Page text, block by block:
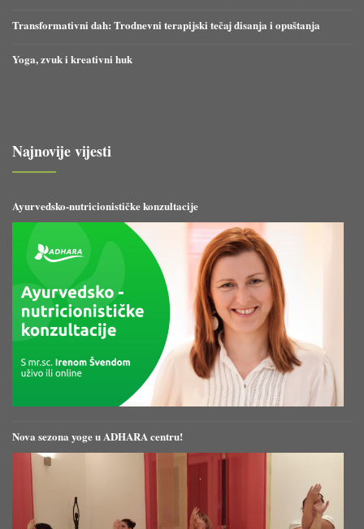
Transformativni dah: Trodnevni terapijski tečaj disanja i opuštanja
Yoga, zvuk i kreativni huk
Najnovije vijesti
Ayurvedsko-nutricionističke konzultacije
Nova sezona yoge u ADHARA centru!